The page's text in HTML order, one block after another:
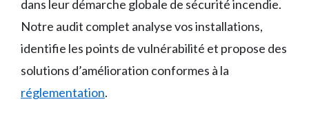
dans leur démarche globale de sécurité incendie.
Notre audit complet analyse vos installations,
identifie les points de vulnérabilité et propose des
solutions d’amélioration conformes à la
réglementation.